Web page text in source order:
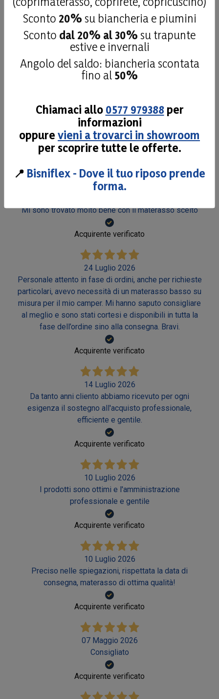
Le nostre recensioni a 4 e 5 stelle.
Clicca qui per leggerle tutte >
Precedente Successivo
27 Luglio 2026
fatto fare il top x un camper ottimo
26 Luglio 2026
Materiale di qualità personale disponibile Consigliato
Mi sono trovato molto bene con il materasso scelto
Acquirente verificato
24 Luglio 2026
Personale attento in fase di ordini, anche per richieste
particolari, avevo necessità di un materasso basso su
misura per il mio camper. Mi hanno saputo consigliare
al meglio e sono stati cortesi e disponibili in tutta la
fase dell’ordine sino alla consegna. Bravi.
Acquirente verificato
14 Luglio 2026
Da tanto anni cliento abbiamo ricevuto per ogni
esigenza il sostegno all'acquisto professionale,
efficiente e gentile.
Acquirente verificato
10 Luglio 2026
I prodotti sono ottimi e l'amministrazione
professionale e gentile
Acquirente verificato
10 Luglio 2026
Preciso nelle spiegazioni, rispettata la data di
consegna, materasso di ottima qualità!
Acquirente verificato
07 Maggio 2026
Consigliato
Acquirente verificato
Sconto 20% su biancheria e piumini
Sconto dal 20% al 30% su trapunte
estive e invernali
Angolo del saldo: biancheria scontata
fino al 50%
Chiamaci allo 0577 979388per
informazioni
oppure vieni a trovarci in showroom
per scoprire tutte le offerte.
📍 Bisniflex - Dove il tuo riposo prende
forma.